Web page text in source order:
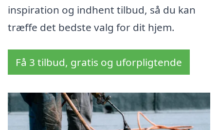
inspiration og indhent tilbud, så du kan
træffe det bedste valg for dit hjem.
Få 3 tilbud, gratis og uforpligtende